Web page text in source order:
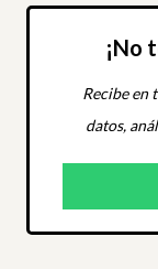
¡No
Recibe en
datos,